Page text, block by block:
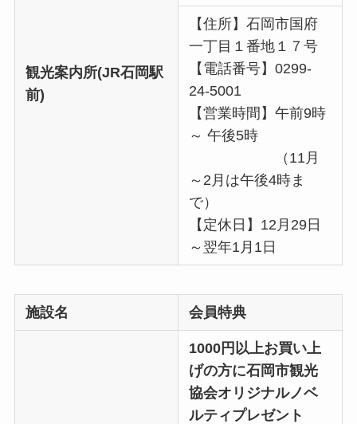
観光案内所(JR石岡駅
前)
【住所】石岡市国府
一丁目１番地１７号
【電話番号】0299-
24-5001
【営業時間】午前9時
～ 午後5時
（11月
～2月は午後4時ま
で）
【定休日】12月29日
～翌年1月1日
施設名 会員特典
1000円以上お買い上
げの方に石岡市観光
協会オリジナルノベ
ルティプレゼント